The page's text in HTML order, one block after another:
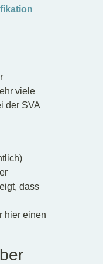
viele
der SVA
dass
hier einen